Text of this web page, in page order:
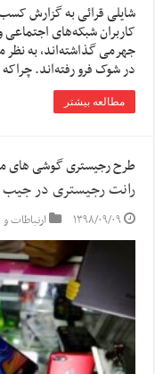
شایلی قرائی به گزارش کسب
کاربران شبکه‌های اجتماعی
جهرمی گذاشته‌اند، به نظر
در شوک فرو رفته‌اند.
مطالعه بیشتر
طرح رجیستری گوشی های
رانت رجیستری در جیب
۱۳۹۸/۰۹/۰۹ ارتباطات